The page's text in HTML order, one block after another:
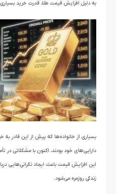
به دلیل افزایش قیمت طلا، قدرت خرید
بسیاری از خانواده‌ها که پیش از این قادر
دارایی‌های خود بودند، اکنون با مشکلاتی در
این افزایش قیمت باعث ایجاد نگرانی‌هایی
زندگی روزمره می‌شود.